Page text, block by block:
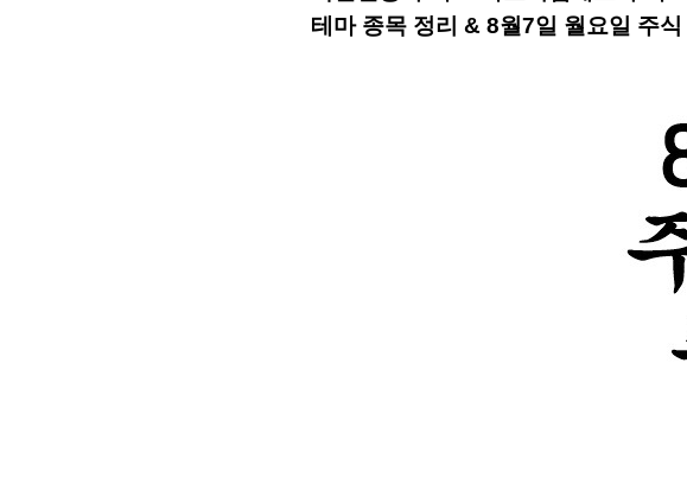
테마 종목 정리 & 8월7일 월요일 주